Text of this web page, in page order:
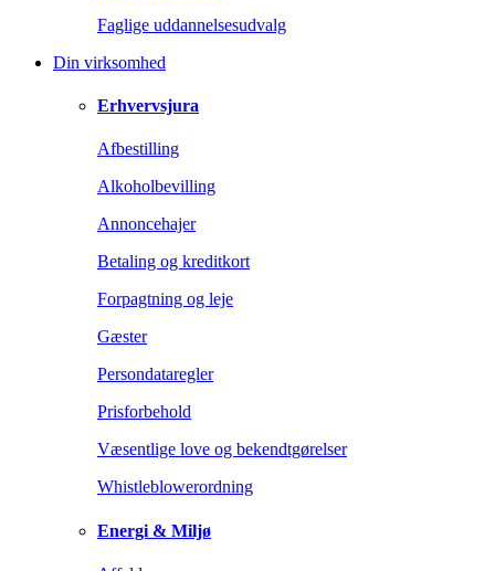
Faglige uddannelsesudvalg
Din virksomhed
Erhvervsjura
Afbestilling
Alkoholbevilling
Annoncehajer
Betaling og kreditkort
Forpagtning og leje
Gæster
Persondataregler
Prisforbehold
Væsentlige love og bekendtgørelser
Whistleblowerordning
Energi & Miljø